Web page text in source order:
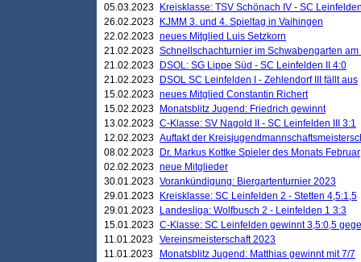
05.03.2023
Kreisklasse: TSV Schönach IV - SC
26.02.2023
KJMM 3. und 4. Spieltag in Vaihingen
22.02.2023 neues Mitglied Luis Setzkorn
21.02.2023 Schnellschachturnier im Schwabengarten
21.02.2023
DSOL: SG Lippe Süd - SC Leinfelden II 4:0
21.02.2023
DSOL SC Leinfelden I - Zehlendorf III fällt aus
15.02.2023 neues Mitglied Constantin Richert
15.02.2023
Monatsblitz Jugend: Friedrich gewinnt
13.02.2023 C-Klasse: SV Nagold II - SC Leinfelden III 3:1
12.02.2023 Auftakt der
08.02.2023
Dr. Markus Kottke Spieler des Monats Februar
02.02.2023 neue Mitglieder
30.01.2023 Vorankündigung: Biergartenturnier 2023
29.01.2023
Kreisklasse: SC Leinfelden 2 - Stetten 4,5:1,5
29.01.2023
Landesliga: Wolfbusch 2 - Leinfelden 1 3:3
15.01.2023 C-Klasse: SC Leinfelden gewinnt 3,5:0,5
11.01.2023 Vereinsmeisterschaft 2023
11.01.2023
Monatsblitz Jugend: Matthias gewinnt mit 7/7